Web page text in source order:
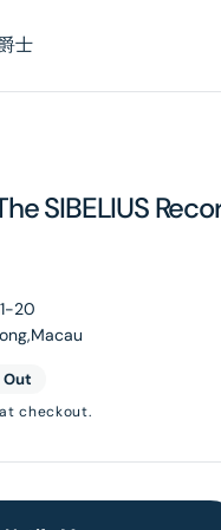
士
SIBELIUS
20
Out
checkout.